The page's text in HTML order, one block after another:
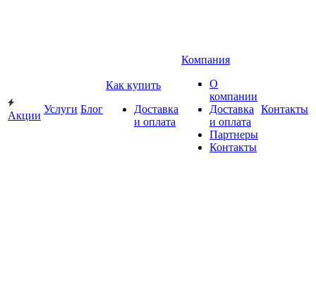
Акции
Услуги Блог
Как купить
Доставка
и оплата
Компания
О
компании
Доставка
и оплата
Партнеры
Контакты
Контакты